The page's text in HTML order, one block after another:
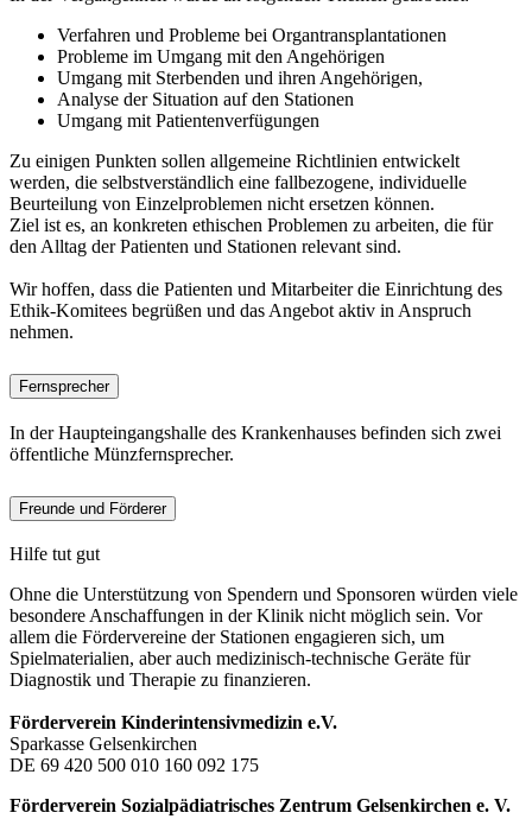
Verfahren und Probleme bei Organtransplantationen
Probleme im Umgang mit den Angehörigen
Umgang mit Sterbenden und ihren Angehörigen,
Analyse der Situation auf den Stationen
Umgang mit Patientenverfügungen
Zu einigen Punkten sollen allgemeine Richtlinien entwickelt
werden, die selbstverständlich eine fallbezogene, individuelle
Beurteilung von Einzelproblemen nicht ersetzen können.
Ziel ist es, an konkreten ethischen Problemen zu arbeiten, die für
den Alltag der Patienten und Stationen relevant sind.
Wir hoffen, dass die Patienten und Mitarbeiter die Einrichtung des
Ethik-Komitees begrüßen und das Angebot aktiv in Anspruch
nehmen.
Fernsprecher
In der Haupteingangshalle des Krankenhauses befinden sich zwei
öffentliche Münzfernsprecher.
Freunde und Förderer
Hilfe tut gut
Ohne die Unterstützung von Spendern und Sponsoren würden viele
besondere Anschaffungen in der Klinik nicht möglich sein. Vor
allem die Fördervereine der Stationen engagieren sich, um
Spielmaterialien, aber auch medizinisch-technische Geräte für
Diagnostik und Therapie zu finanzieren.
Förderverein Kinderintensivmedizin e.V.
Sparkasse Gelsenkirchen
DE 69 420 500 010 160 092 175
Förderverein Sozialpädiatrisches Zentrum Gelsenkirchen e. V.